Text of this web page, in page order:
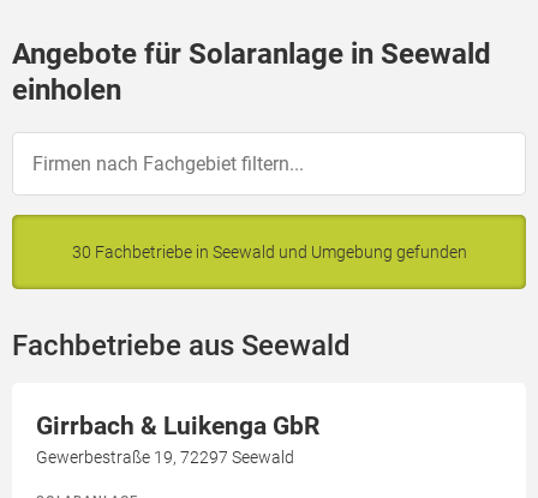
Angebote für Solaranlage in Seewald
einholen
30 Fachbetriebe in Seewald und Umgebung gefunden
Fachbetriebe aus Seewald
Girrbach & Luikenga GbR
Gewerbestraße 19, 72297 Seewald